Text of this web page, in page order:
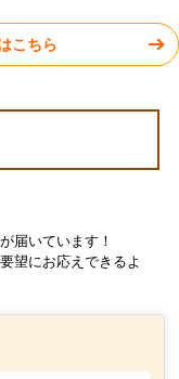
こちら
届いています！
望にお応えできるよ